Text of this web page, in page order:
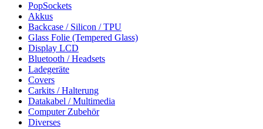
PopSockets
Akkus
Backcase / Silicon / TPU
Glass Folie (Tempered Glass)
Display LCD
Bluetooth / Headsets
Ladegeräte
Covers
Carkits / Halterung
Datakabel / Multimedia
Computer Zubehör
Diverses